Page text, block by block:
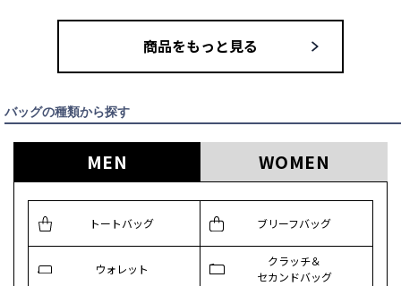
商品をもっと見る
バッグの種類から探す
MEN WOMEN
トートバッグ ブリーフバッグ
ウォレット
クラッチ＆
セカンドバッグ